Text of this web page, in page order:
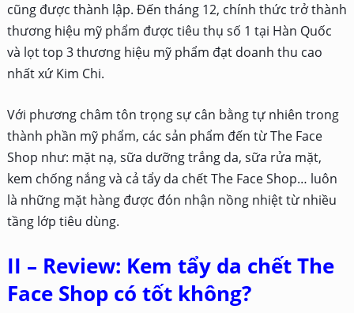
cũng được thành lập. Đến tháng 12, chính thức trở thành
thương hiệu mỹ phẩm được tiêu thụ số 1 tại Hàn Quốc
và lọt top 3 thương hiệu mỹ phẩm đạt doanh thu cao
nhất xứ Kim Chi.
Với phương châm tôn trọng sự cân bằng tự nhiên trong
thành phần mỹ phẩm, các sản phẩm đến từ The Face
Shop như: mặt nạ, sữa dưỡng trắng da, sữa rửa mặt,
kem chống nắng và cả tẩy da chết The Face Shop… luôn
là những mặt hàng được đón nhận nồng nhiệt từ nhiều
tầng lớp tiêu dùng.
II – Review: Kem tẩy da chết The
Face Shop có tốt không?